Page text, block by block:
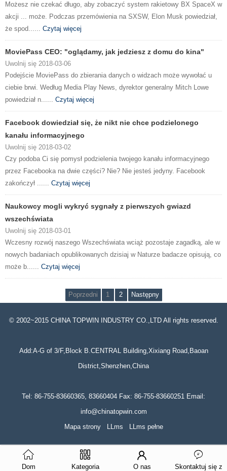
Możesz nie czekać długo, aby zobaczyć system rakietowy BX SpaceX w
akcji ... może. Podczas przemówienia na SXSW, Elon Musk powiedział,
że spod...... Czytaj więcej
MoviePass CEO: "oglądamy, jak jedziesz z domu do kina"
Uwolnij się 2018-03-06
Podejście MoviePass do zbierania danych o widzach może wywołać u
ciebie brwi. Według Media Play News, dyrektor generalny Mitch Lowe
powiedział n...... Czytaj więcej
Facebook dowiedział się, że nikt nie chce podzielonego
kanału informacyjnego
Uwolnij się 2018-03-02
Czy podoba Ci się pomysł podzielenia twojego kanału informacyjnego
przez Facebooka na dwie części? Nie? Nie jesteś jedyny. Facebook
zakończył ...... Czytaj więcej
Naukowcy mogli wykryć sygnały z pierwszych gwiazd
wszechświata
Uwolnij się 2018-03-01
Wczesny rozwój naszego Wszechświata wciąż pozostaje zagadką, ale w
nowych badaniach opublikowanych dzisiaj w Naturze badacze opisują, co
może b...... Czytaj więcej
Poprzedni 1 2 Następny
© 2002~2015 CHINA TOPWIN INDUSTRY CO.,LTD All rights reserved.
Add:A-G of 3/F,Block B.CENTRAL Building,Xixiang Road,Baoan
District,Shenzhen,China
Tel: 86-755-83660365, 83660404 Fax: 86-755-83660251 Email:
info@chinatopwin.com
Mapa strony
LLms LLms pełne
Dom Kategoria O nas Skontaktuj się z